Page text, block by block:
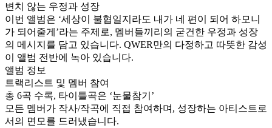
변치 않는 우정과 성장
이번 앨범은 ‘세상이 불협일지라도 내가 네 편이 되어 하모니
가 되어줄게’라는 주제로, 멤버들끼리의 굳건한 우정과 성장
의 메시지를 담고 있습니다. QWER만의 다정하고 따뜻한 감성
이 앨범 전반에 녹아 있습니다.
앨범 정보
트랙리스트 및 멤버 참여
총 6곡 수록, 타이틀곡은 ‘눈물참기’
모든 멤버가 작사/작곡에 직접 참여하며, 성장하는 아티스트로
서의 면모를 드러냈습니다.